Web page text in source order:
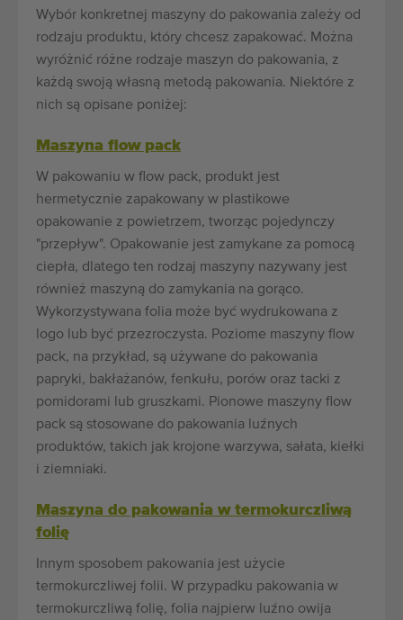
Wybór konkretnej maszyny do pakowania zależy od
rodzaju produktu, który chcesz zapakować. Można
wyróżnić różne rodzaje maszyn do pakowania, z
każdą swoją własną metodą pakowania. Niektóre z
nich są opisane poniżej:
Maszyna flow pack
W pakowaniu w flow pack, produkt jest
hermetycznie zapakowany w plastikowe
opakowanie z powietrzem, tworząc pojedynczy
"przepływ". Opakowanie jest zamykane za pomocą
ciepła, dlatego ten rodzaj maszyny nazywany jest
również maszyną do zamykania na gorąco.
Wykorzystywana folia może być wydrukowana z
logo lub być przezroczysta. Poziome maszyny flow
pack, na przykład, są używane do pakowania
papryki, bakłażanów, fenkułu, porów oraz tacki z
pomidorami lub gruszkami. Pionowe maszyny flow
pack są stosowane do pakowania luźnych
produktów, takich jak krojone warzywa, sałata, kiełki
i ziemniaki.
Maszyna do pakowania w termokurczliwą
folię
Innym sposobem pakowania jest użycie
termokurczliwej folii. W przypadku pakowania w
termokurczliwą folię, folia najpierw luźno owija